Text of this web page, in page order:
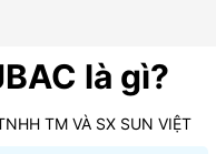
là gì?
TM VÀ SX SUN VIỆT